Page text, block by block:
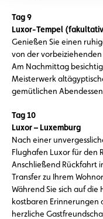
Tag 9
Luxor-Tempel
Genießen Sie einen
von der
Am Nachmittag
Meisterwerk
gemütlichen
Tag 10
Luxor – Luxemburg
Nach einer
Flughafen Luxor für den
Anschließend Rückfahrt
Transfer zu Ihrem
Während Sie sich auf
kostbaren Erinnerungen
herzliche